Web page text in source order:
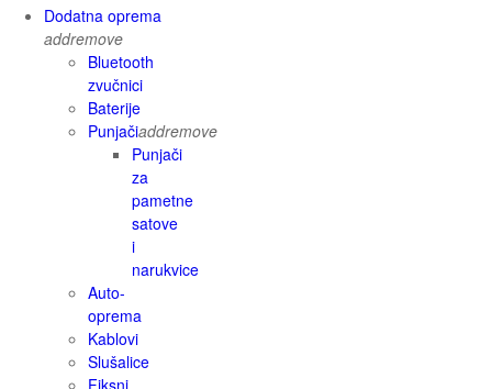
Dodatna oprema
addremove
Bluetooth
zvučnici
Baterije
Punjačiaddremove
Punjači
za
pametne
satove
i
narukvice
Auto-
oprema
Kablovi
Slušalice
Fiksni